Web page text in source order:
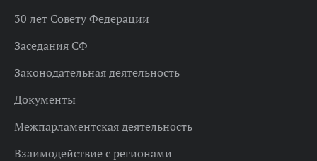
30 лет Совету Федерации
Заседания СФ
Законодательная деятельность
Документы
Межпарламентская деятельность
Взаимодействие с регионами